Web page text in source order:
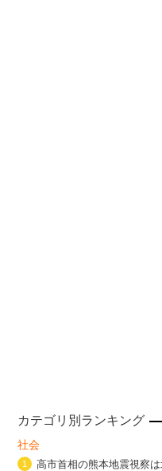
東京五輪
・
カテゴリ別ランキング
社会
1
高市首相の熊本地震視察